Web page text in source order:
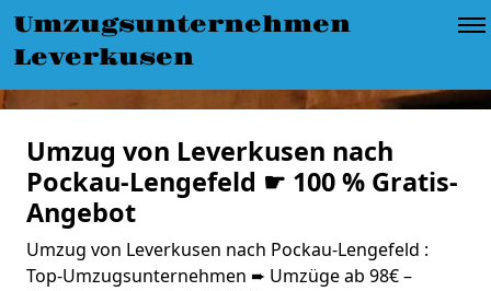
Umzugsunternehmen
Leverkusen
Umzug von Leverkusen nach
Pockau-Lengefeld ☛ 100 % Gratis-
Angebot
Umzug von Leverkusen nach Pockau-Lengefeld :
Top-Umzugsunternehmen ➨ Umzüge ab 98€ –